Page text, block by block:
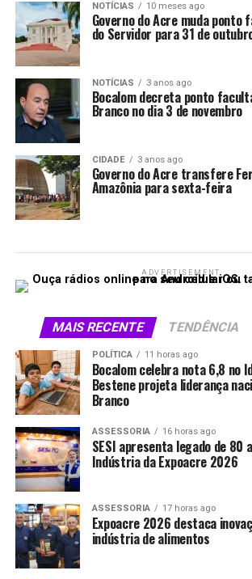
NOTÍCIAS 10 meses ago
Governo do Acre muda ponto
do Servidor para 31 de
NOTÍCIAS 3 anos ago
Bocalom decreta ponto
Branco no dia 3 de novembro
CIDADE 3 anos ago
Governo do Acre transfere
Amazônia para sexta-feira
ADVERTISEMENT
MAIS RECENTE TENDÊNCIA
POLÍTICA 11 horas ago
Bocalom celebra nota 6,8 no
Bestene projeta liderança
Branco
ASSESSORIA 16 horas ago
SESI apresenta legado de 80
Indústria da Expoacre 2026
ASSESSORIA 17 horas ago
Expoacre 2026 destaca
indústria de alimentos